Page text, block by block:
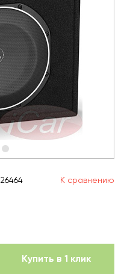
26464 К сравнению
Купить в 1 клик